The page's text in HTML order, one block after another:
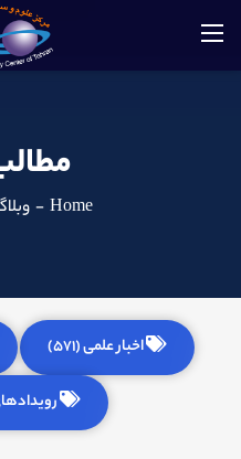
Home
-
اخبار علمی (571)